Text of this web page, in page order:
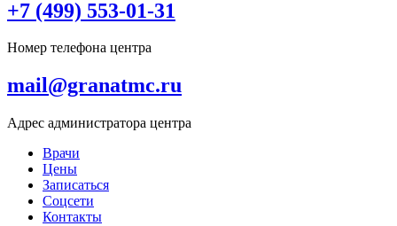
+7 (499) 553-01-31
Номер телефона центра
mail@granatmc.ru
Адрес администратора центра
Врачи
Цены
Записаться
Соцсети
Контакты